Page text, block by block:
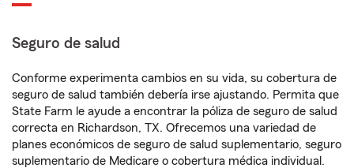
Seguro de salud
Conforme experimenta cambios en su vida, su cobertura de
seguro de salud también debería irse ajustando. Permita que
State Farm le ayude a encontrar la póliza de seguro de salud
correcta en Richardson, TX. Ofrecemos una variedad de
planes económicos de seguro de salud suplementario, seguro
suplementario de Medicare o cobertura médica individual.